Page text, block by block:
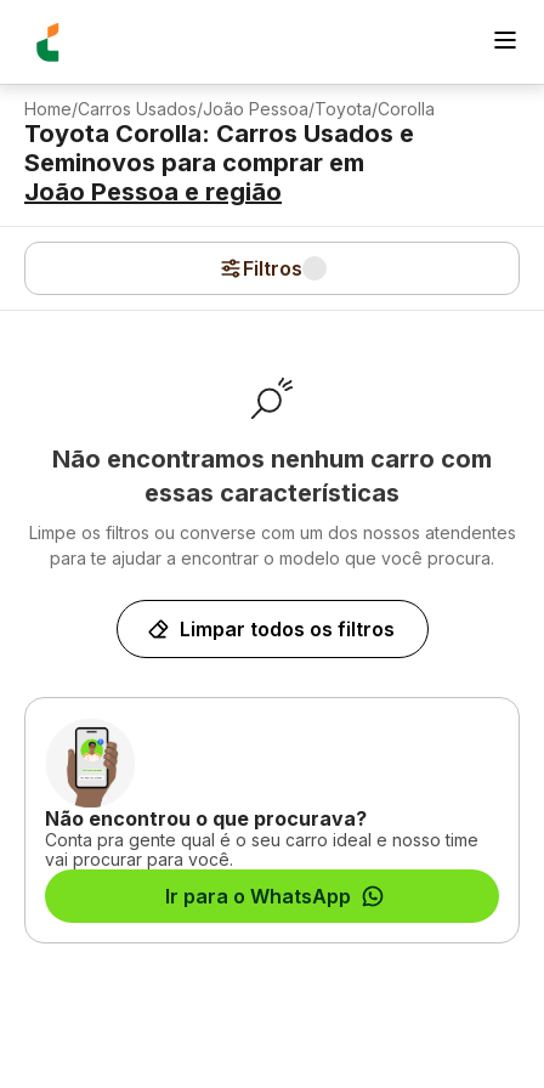
Home/Carros Usados/João Pessoa/Toyota/Corolla
Toyota Corolla: Carros Usados e
Seminovos para comprar em
João Pessoa e região
Filtros
Não encontramos nenhum carro com
essas características
Limpe os filtros ou converse com um dos nossos atendentes
para te ajudar a encontrar o modelo que você procura.
Limpar todos os filtros
Não encontrou o que procurava?
Conta pra gente qual é o seu carro ideal e nosso time
vai procurar para você.
Ir para o WhatsApp